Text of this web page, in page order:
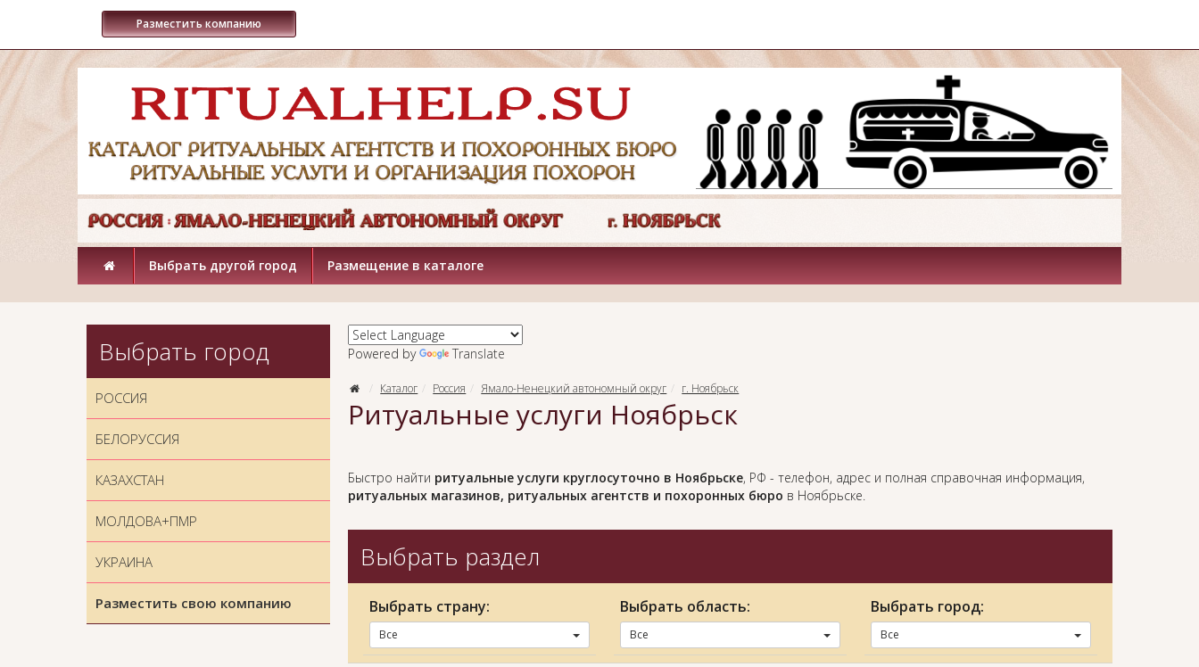
Разместить компанию
Выбрать другой город Размещение в каталоге
Powered by Translate
Каталог Россия Ямало-Ненецкий автономный округ г. Ноябрьск
Ритуальные услуги Ноябрьск
Быстро найти ритуальные услуги круглосуточно в Ноябрьске, РФ - телефон, адрес и полная справочная информация,
ритуальных магазинов, ритуальных агентств и похоронных бюро в Ноябрьске.
Выбрать раздел
Выбрать страну:
Все
Выбрать область:
Все
Выбрать город:
Все
Выбрать город
РОССИЯ
БЕЛОРУССИЯ
КАЗАХСТАН
МОЛДОВА+ПМР
УКРАИНА
Разместить свою компанию